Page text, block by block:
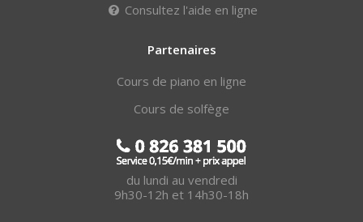
Consultez l'aide en ligne
Partenaires
Cours de piano en ligne
Cours de solfège
du lundi au vendredi
9h30-12h et 14h30-18h